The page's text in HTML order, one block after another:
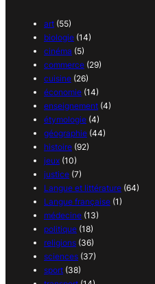
art (55)
biologie (14)
cinéma (5)
commerce (29)
cuisine (26)
économie (14)
enseignement (4)
étymologie (4)
géographie (44)
histoire (92)
jeux (10)
justice (7)
Langue et littérature (64)
Langue française (1)
médecine (13)
politique (18)
religions (36)
sciences (37)
sport (38)